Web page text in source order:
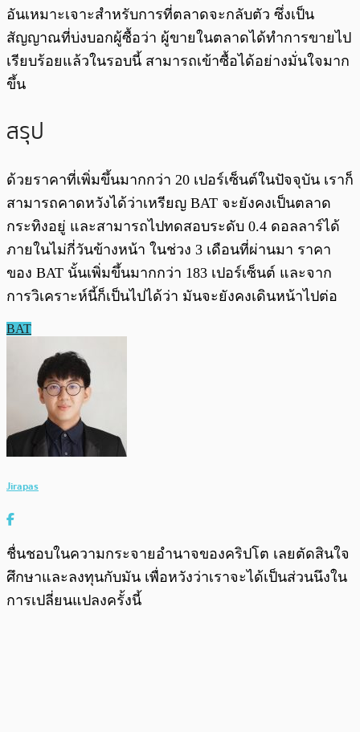
อันเหมาะเจาะสำหรับการที่ตลาดจะกลับตัว ซึ่งเป็น
สัญญาณที่บ่งบอกผู้ซื้อว่า ผู้ขายในตลาดได้ทำการขายไป
เรียบร้อยแล้วในรอบนี้ สามารถเข้าซื้อได้อย่างมั่นใจมาก
ขึ้น
สรุป
ด้วยราคาที่เพิ่มขึ้นมากกว่า 20 เปอร์เซ็นต์ในปัจจุบัน เราก็
สามารถคาดหวังได้ว่าเหรียญ BAT จะยังคงเป็นตลาด
กระทิงอยู่ และสามารถไปทดสอบระดับ 0.4 ดอลลาร์ได้
ภายในไม่กี่วันข้างหน้า ในช่วง 3 เดือนที่ผ่านมา ราคา
ของ BAT นั้นเพิ่มขึ้นมากกว่า 183 เปอร์เซ็นต์ และจาก
การวิเคราะห์นี้ก็เป็นไปได้ว่า มันจะยังคงเดินหน้าไปต่อ
BAT
Jirapas
ชื่นชอบในความกระจายอำนาจของคริปโต เลยตัดสินใจ
ศึกษาและลงทุนกับมัน เพื่อหวังว่าเราจะได้เป็นส่วนนึงใน
การเปลี่ยนแปลงครั้งนี้